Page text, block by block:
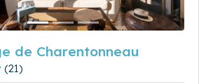
de Charentonneau
(21)